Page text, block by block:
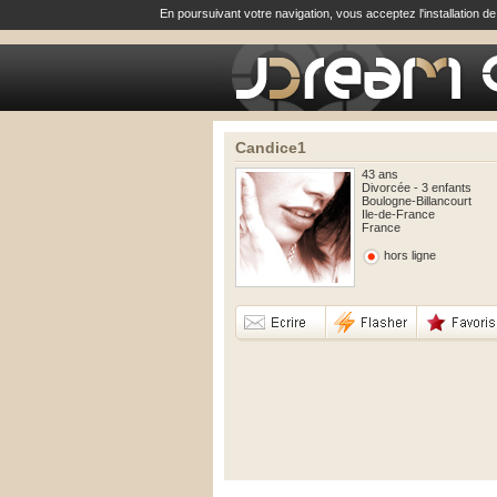
En poursuivant votre navigation, vous acceptez l'installation
Candice1
43 ans
Divorcée - 3 enfants
Boulogne-Billancourt
Ile-de-France
France
hors ligne